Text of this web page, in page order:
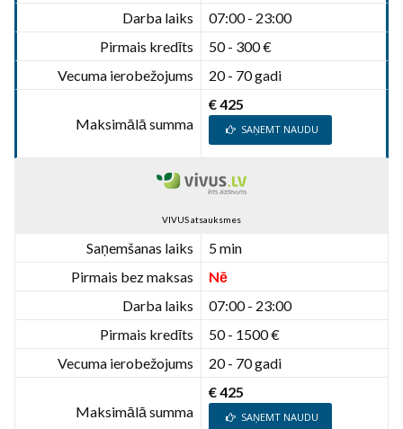
Darba laiks
07:00 - 23:00
Pirmais kredīts
50 - 300 €
Vecuma ierobežojums
20 - 70 gadi
Maksimālā summa
€ 425
SAŅEMT NAUDU
VIVUS atsauksmes
Saņemšanas laiks
5 min
Pirmais bez maksas
Nē
Darba laiks
07:00 - 23:00
Pirmais kredīts
50 - 1500 €
Vecuma ierobežojums
20 - 70 gadi
Maksimālā summa
€ 425
SAŅEMT NAUDU